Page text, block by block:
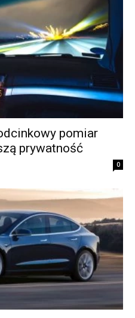
pomiar
prywatność
0